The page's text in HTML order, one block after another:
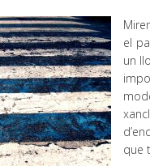
el
un
que